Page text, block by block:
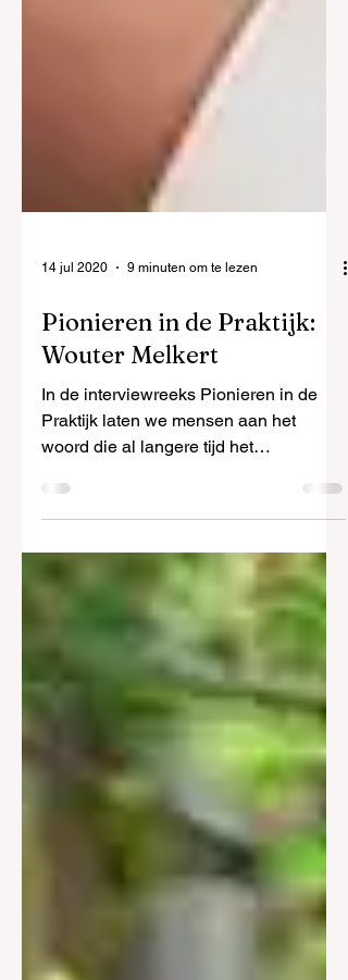
14 jul 2020 9 minuten om te lezen
Pionieren in de Praktijk:
Wouter Melkert
In de interviewreeks Pionieren in de
ongebaande pad bewandelen. Ze
zoeken act